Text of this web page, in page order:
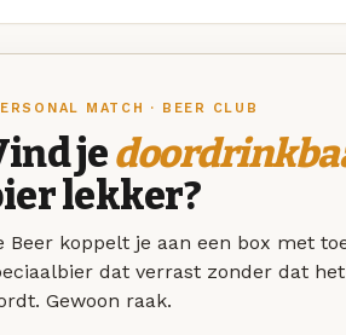
MATCH · BEER CLUB
je
lekker?
Beer koppelt je aan een box met
dat verrast zonder dat
Gewoon raak.